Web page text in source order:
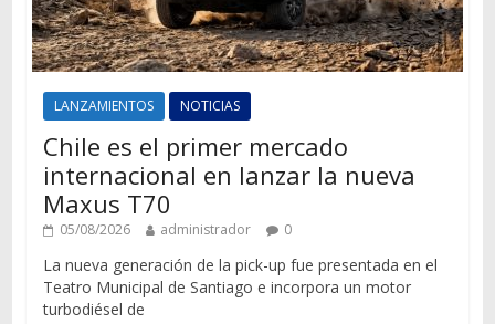
LANZAMIENTOS NOTICIAS
Chile es el primer mercado
internacional en lanzar la nueva
Maxus T70
05/08/2026 administrador 0
La nueva generación de la pick-up fue presentada en el
Teatro Municipal de Santiago e incorpora un motor
turbodiésel de